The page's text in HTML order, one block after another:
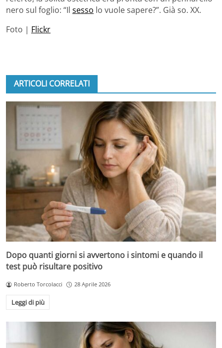
nero sul foglio: “Il sesso lo vuole sapere?”. Già so. XX.
Foto | Flickr
ARTICOLI CORRELATI
Dopo quanti giorni si avvertono i sintomi e quando il
test può risultare positivo
Roberto Torcolacci 28 Aprile 2026
Leggi di più